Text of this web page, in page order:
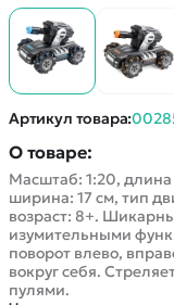
Артикул товара:
О товаре:
Масштаб: 1:20, длина
ширина: 17 см, тип
возраст: 8+.
изумительными
поворот влево,
вокруг себя.
пулями.
Вертолеты
Катера
Роботы
Самолеты
Сборные модели
Детские
Спецтехника
Железные
Конструкторы
Запчасти для
Блог
Статьи про
Обзор
Аренда
Контакты
Оплата и
Помощь
Отследить заказ
Оплата на сайте